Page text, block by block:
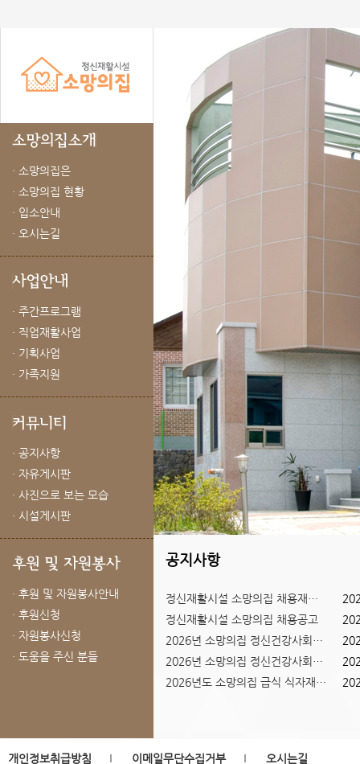
· 소망의집은
· 소망의집 현황
· 입소안내
· 오시는길
· 주간프로그램
· 직업재활사업
· 기획사업
· 가족지원
· 공지사항
· 자유게시판
· 사진으로 보는 모습
· 시설게시판
· 후원 및 자원봉사안내
· 후원신청
· 자원봉사신청
· 도움을 주신 분들
PreviousNext
23
공지사항
정신재활시설 소망의집 채용재공고
정신재활시설 소망의집 채용공고
2026년 소망의집 정신건강사회복...
2026년 소망의집 정신건강사회복...
2026년도 소망의집 급식 식자재 ...
개인정보취급방침 이메일무단수집거부 오시는길